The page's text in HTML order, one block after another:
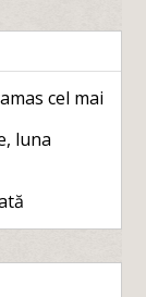
cel mai
luna